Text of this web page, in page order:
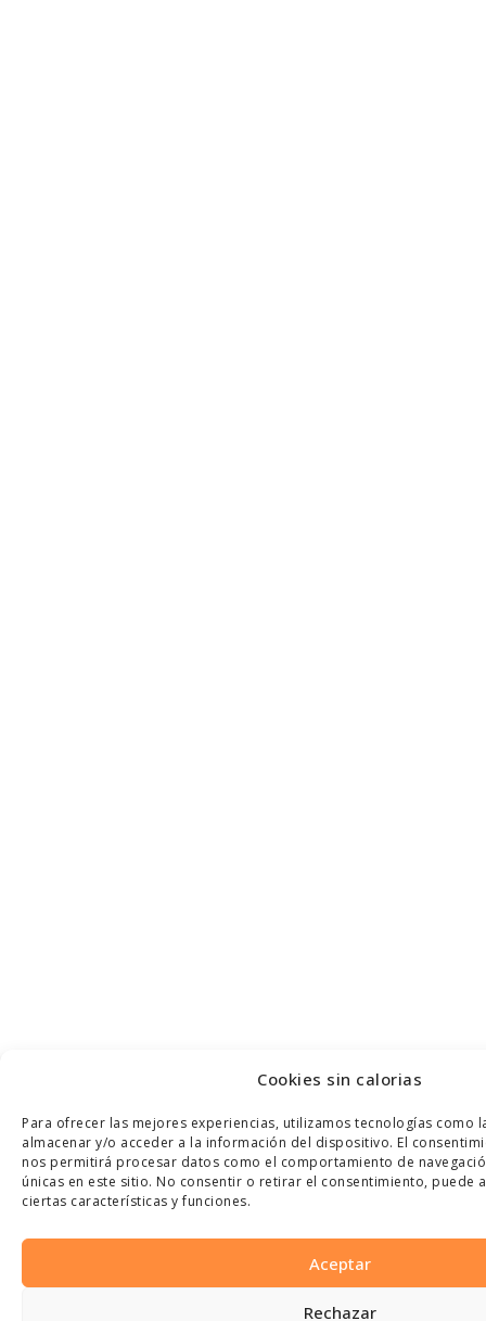
Cookies sin calorias
Para ofrecer las mejores experiencias, utilizamos tecnologías como
almacenar y/o acceder a la información del dispositivo. El
nos permitirá procesar datos como el comportamiento de
únicas en este sitio. No consentir o retirar el consentimiento, puede
ciertas características y funciones.
Aceptar
Rechazar